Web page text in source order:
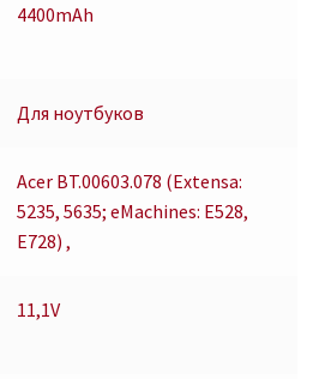
4400mAh
Для ноутбуков
Acer BT.00603.078 (Extensa:
5235, 5635; eMachines: E528,
E728) ,
11,1V